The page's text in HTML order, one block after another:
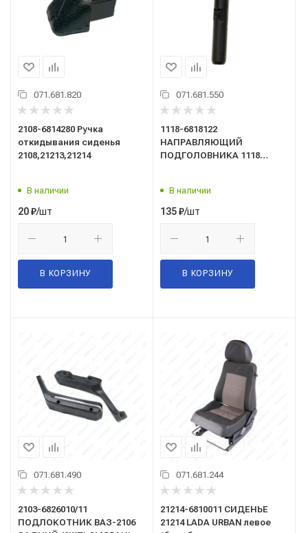
071.681.820
2108-6814280 Ручка
откидывания сиденья
2108,21213,21214
В наличии
20₽/шт
В КОРЗИНУ
071.681.550
1118-6818122
НАПРАВЛЯЮЩИЙ
ПОДГОЛОВНИКА 1118
В наличии
135₽/шт
В КОРЗИНУ
071.681.490
2103-6826010/11
ПОДЛОКОТНИК ВАЗ-2106
071.681.244
21214-6810011 СИДЕНЬЕ
21214 LADA URBAN левое